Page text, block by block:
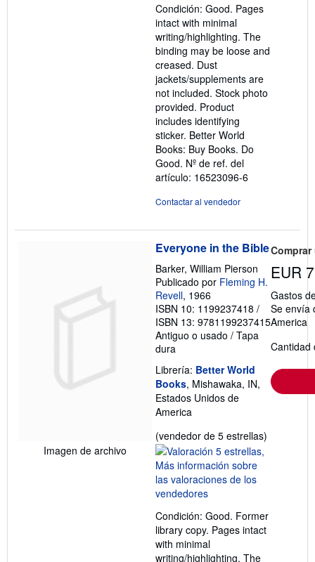
Condición: Good. Pages
intact with minimal
writing/highlighting. The
binding may be loose and
creased. Dust
jackets/supplements are
not included. Stock photo
provided. Product
includes identifying
sticker. Better World
Books: Buy Books. Do
Good. Nº de ref. del
artículo: 16523096-6
Contactar al vendedor
Imagen de archivo
Everyone in the Bible
Barker, William Pierson
Publicado por Fleming H.
Revell, 1966
ISBN 10: 1199237418 /
ISBN 13: 9781199237415
Antiguo o usado / Tapa
dura
Librería: Better World
Books, Mishawaka, IN,
Estados Unidos de
America
(vendedor de 5 estrellas)
estrellas
Condición: Good. Former
library copy. Pages intact
with minimal
writing/highlighting. The
EUR
Gastos
Se envía
America
Cantidad